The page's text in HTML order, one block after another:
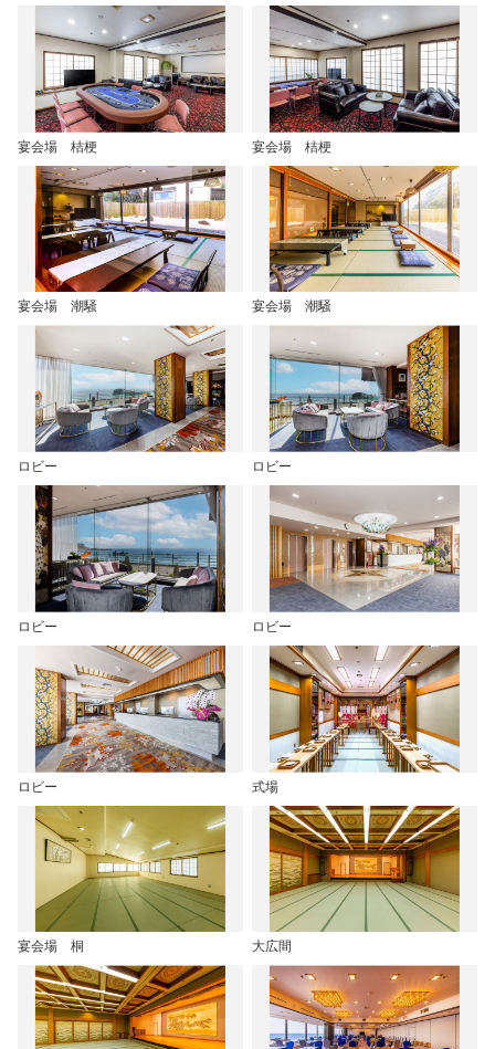
宴会場 桔梗 宴会場 桔梗
宴会場 潮騒 宴会場 潮騒
ロビー ロビー
ロビー ロビー
ロビー 式場
宴会場 桐 大広間